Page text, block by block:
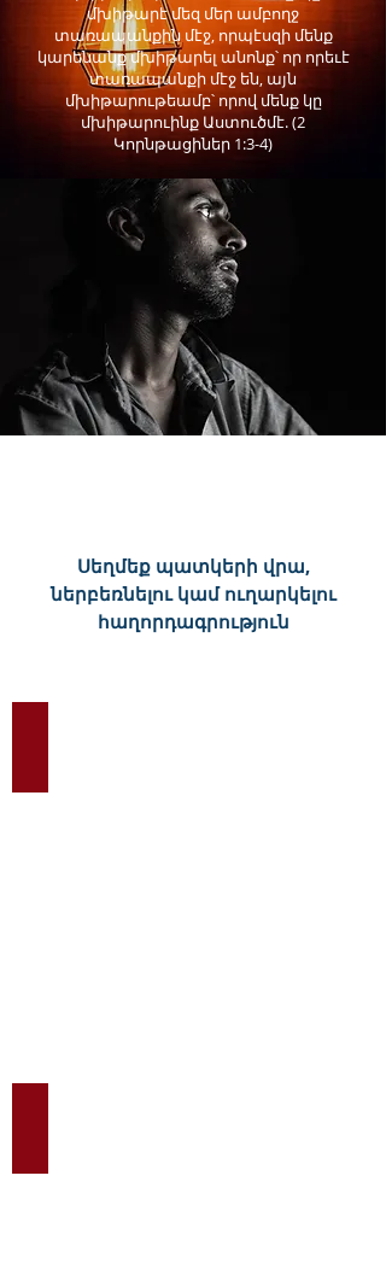
մխիթարէ մեզ մեր ամբողջ
տառապանքին մէջ, որպէսզի մենք
կարենանք մխիթարել անոնք՝ որ որեւէ
տառապանքի մէջ են, այն
մխիթարութեամբ՝ որով մենք կը
մխիթարուինք Աստուծմէ. (2
Կորնթացիներ 1:3-4)
Սեղմեք պատկերի վրա,
ներբեռնելու կամ ուղարկելու
հաղորդագրություն